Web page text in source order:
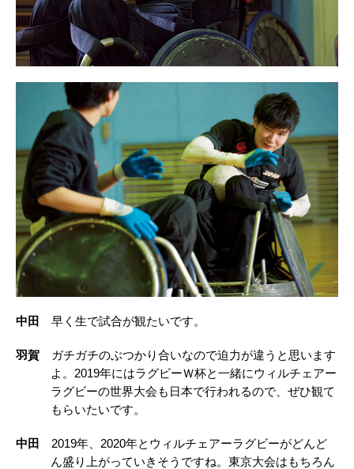
中田 早く生で試合が観たいです。
羽賀 ガチガチのぶつかり合いなので迫力が違うと思います
よ。2019年にはラグビーＷ杯と一緒にウィルチェアー
ラグビーの世界大会も日本で行われるので、ぜひ観て
もらいたいです。
中田
2019年、2020年とウィルチェアーラグビーがどんど
ん盛り上がっていきそうですね。東京大会はもちろん